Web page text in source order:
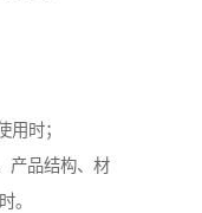
用时；
产品结构、材
。